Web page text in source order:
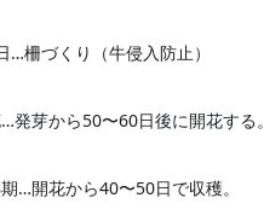
…柵づくり（牛侵入防止）
発芽から50〜60日後に開花する。
…開花から40〜50日で収穫。